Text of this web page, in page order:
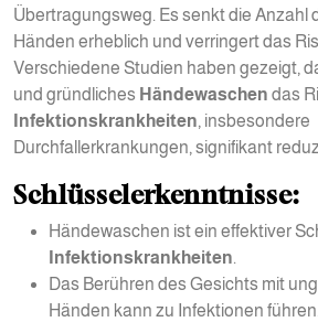
Übertragungsweg. Es senkt die Anzahl
Händen erheblich und verringert das
Verschiedene Studien haben gezeigt,
und gründliches Händewaschen das
Infektionskrankheiten, insbesondere
Durchfallerkrankungen, signifikant
Schlüsselerkenntnisse:
Händewaschen ist ein effektiver
Infektionskrankheiten.
Das Berühren des Gesichts mit
Händen kann zu Infektionen führen.